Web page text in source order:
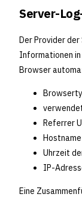
Server-
Der Provider
Informationen
Browser
Referrer
Uhrzeit
IP-
Eine